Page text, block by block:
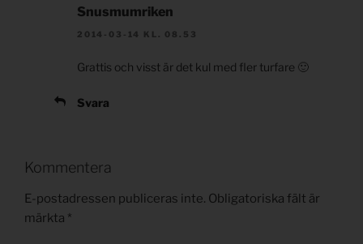
Snusmumriken
2014-03-14 KL. 08.53
Grattis och visst är det kul med fler turfare 🙂
Svara
Kommentera
E-postadressen publiceras inte. Obligatoriska fält är
märkta *